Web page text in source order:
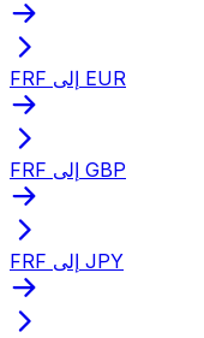
FRF إلى EUR
FRF إلى GBP
FRF إلى JPY